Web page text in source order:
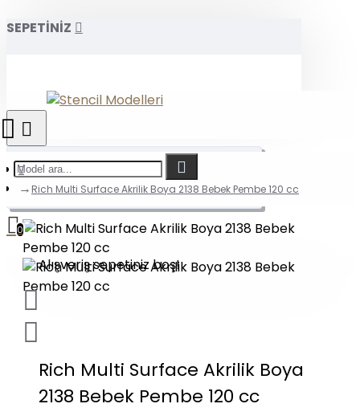
SEPETİNİZ
0
Alışveriş sepetiniz boş!
Rich Multi Surface Akrilik Boya 2138 Bebek Pembe 120 cc
Rich Multi Surface Akrilik Boya
2138 Bebek Pembe 120 cc